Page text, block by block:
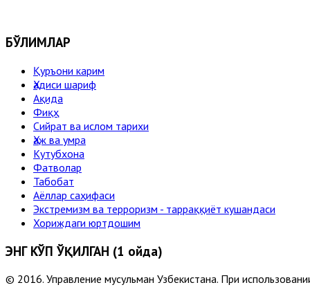
БЎЛИМЛАР
Қуръони карим
Ҳадиси шариф
Ақида
Фиқҳ
Сийрат ва ислом тарихи
Ҳаж ва умра
Кутубхона
Фатволар
Табобат
Аёллар саҳифаси
Экстремизм ва терроризм - тарраққиёт кушандаси
Хориждаги юртдошим
ЭНГ КЎП ЎҚИЛГАН (1 ойда)
© 2016. Управление мусульман Узбекистана. При